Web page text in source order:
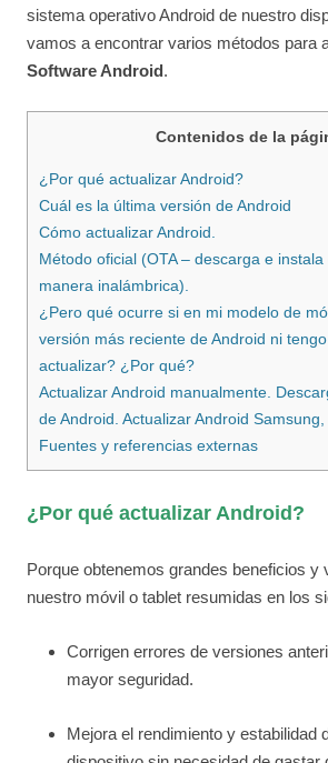
sistema operativo Android de nuestro
vamos a encontrar varios métodos para
Software Android.
Contenidos de la
¿Por qué actualizar Android?
Cuál es la última versión de Android
Cómo actualizar Android.
Método oficial (OTA – descarga e
manera inalámbrica).
¿Pero qué ocurre si en mi modelo de
versión más reciente de Android ni
actualizar? ¿Por qué?
Actualizar Android manualmente.
de Android. Actualizar Android
Fuentes y referencias externas
¿Por qué actualizar Android?
Porque obtenemos grandes beneficios y
nuestro móvil o tablet resumidas en los
Corrigen errores de versiones
mayor seguridad.
Mejora el rendimiento y estabilidad